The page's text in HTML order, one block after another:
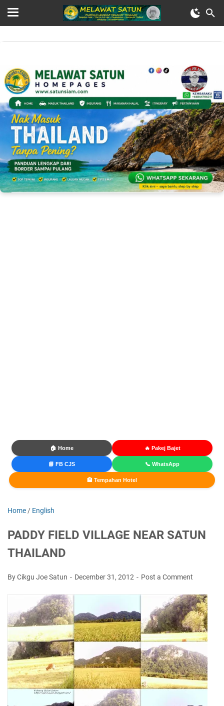
🏠 Home 🔥 Pakej Bajet
📘 FB CJS 📞 WhatsApp
🏨 Tempahan Hotel
Home / English
PADDY FIELD VILLAGE NEAR SATUN
THAILAND
By Cikgu Joe Satun December 31, 2012 Post a Comment